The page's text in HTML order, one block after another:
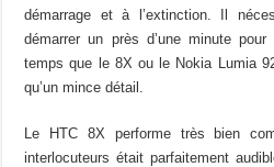
démarrage et à l’extinction. Il
démarrer un près d’une minute
temps que le 8X ou le Nokia Lumia
qu’un mince détail.
Le HTC 8X performe très bien
interlocuteurs était parfaitement